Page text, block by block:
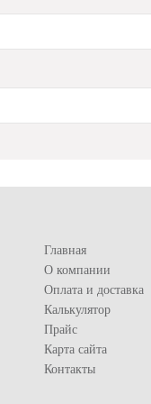
Главная
О компании
Оплата и доставка
Калькулятор
Прайс
Карта сайта
Контакты